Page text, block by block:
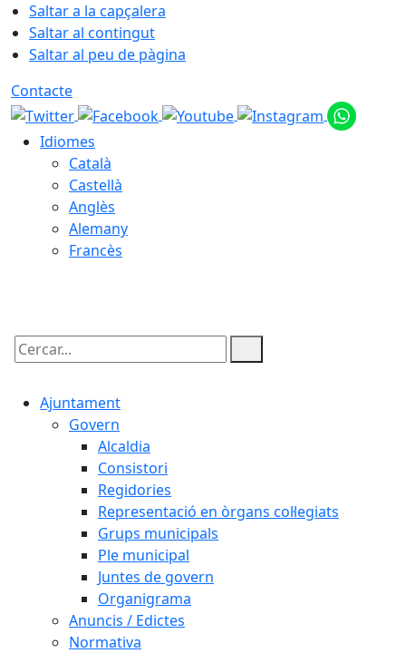
Saltar a la capçalera
Saltar al contingut
Saltar al peu de pàgina
Contacte
Idiomes
Català
Castellà
Anglès
Alemany
Francès
Cercar:
Ajuntament
Govern
Alcaldia
Consistori
Regidories
Representació en òrgans col·legiats
Grups municipals
Ple municipal
Juntes de govern
Organigrama
Anuncis / Edictes
Normativa